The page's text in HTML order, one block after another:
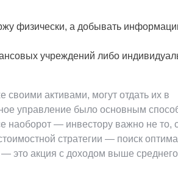
физически, а добывать
учреждений либо
активами, могут отдать их в
управление было основным
наоборот — инвестору важно не то,
стратегии — поиск
это акция с доходом выше